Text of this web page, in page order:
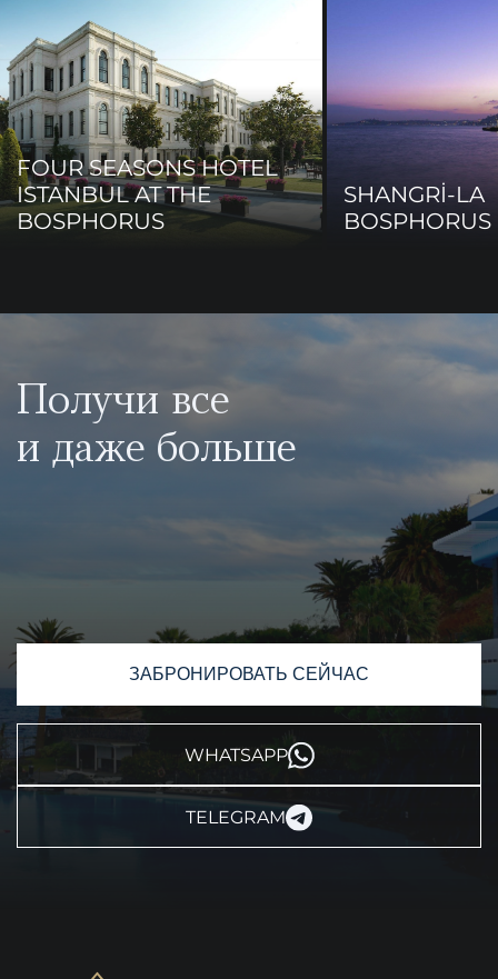
FOUR SEASONS HOTEL
ISTANBUL AT THE
BOSPHORUS
SHANGRİ-LA
Получи все
и даже больше
ЗАБРОНИРОВАТЬ СЕЙЧАС
WHATSAPP
TELEGRAM